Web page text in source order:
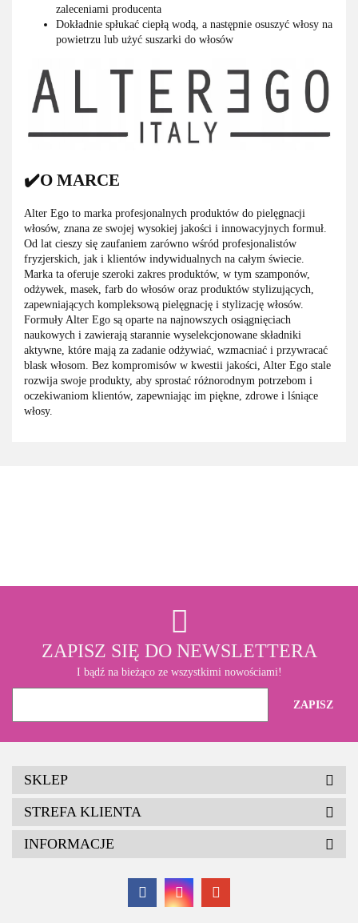
zaleceniami producenta
Dokładnie spłukać ciepłą wodą, a następnie osuszyć włosy na
powietrzu lub użyć suszarki do włosów
✔️O MARCE
Alter Ego to marka profesjonalnych produktów do pielęgnacji
włosów, znana ze swojej wysokiej jakości i innowacyjnych formuł.
Od lat cieszy się zaufaniem zarówno wśród profesjonalistów
fryzjerskich, jak i klientów indywidualnych na całym świecie.
Marka ta oferuje szeroki zakres produktów, w tym szamponów,
odżywek, masek, farb do włosów oraz produktów stylizujących,
zapewniających kompleksową pielęgnację i stylizację włosów.
Formuły Alter Ego są oparte na najnowszych osiągnięciach
naukowych i zawierają starannie wyselekcjonowane składniki
aktywne, które mają za zadanie odżywiać, wzmacniać i przywracać
blask włosom. Bez kompromisów w kwestii jakości, Alter Ego stale
rozwija swoje produkty, aby sprostać różnorodnym potrzebom i
oczekiwaniom klientów, zapewniając im piękne, zdrowe i lśniące
włosy.
ZAPISZ SIĘ DO NEWSLETTERA
I bądź na bieżąco ze wszystkimi nowościami!
SKLEP
STREFA KLIENTA
INFORMACJE